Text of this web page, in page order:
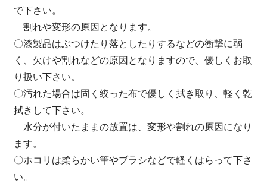
で下さい。
割れや変形の原因となります。
〇漆製品はぶつけたり落としたりするなどの衝撃に弱
く、欠けや割れなどの原因となりますので、優しくお取
り扱い下さい。
〇汚れた場合は固く絞った布で優しく拭き取り、軽く乾
拭きして下さい。
水分が付いたままの放置は、変形や割れの原因になり
ます。
〇ホコリは柔らかい筆やブラシなどで軽くはらって下さ
い。